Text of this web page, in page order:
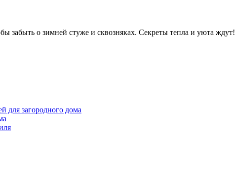
забыть о зимней стуже и сквозняках. Секреты тепла и уюта ждут!
для загородного дома